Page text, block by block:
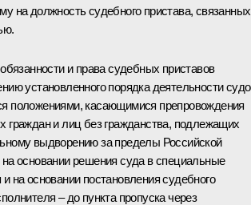
на должность судебного пристава, связанных
и права судебных приставов
установленного порядка деятельности
положениями, касающимися препровождения
граждан и лиц без гражданства, подлежащих
выдворению за пределы Российской
основании решения суда в специальные
на основании постановления судебного
– до пункта пропуска через